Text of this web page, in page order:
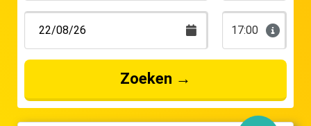
17:00
Zoeken →